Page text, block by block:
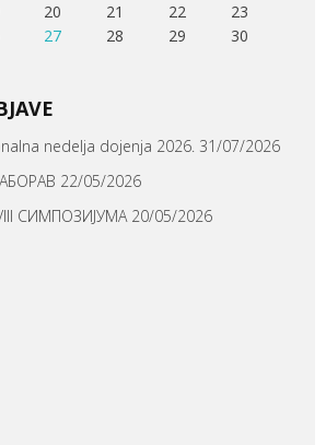
20 21 22
23
27 28 29
30
nedelja dojenja 2026. 31/07/2026
22/05/2026
СИМПОЗИЈУМА 20/05/2026